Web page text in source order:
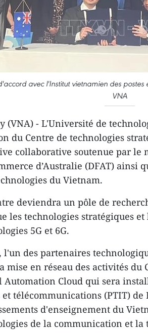
avec l'Institut vietnamien des
VNA
(VNA) - L'Université de
du Centre de technologies
collaborative soutenue par le
d’Australie (DFAT) ainsi
du Vietnam.
deviendra un pôle de
les technologies stratégiques
5G et 6G.
l'un des partenaires
mise en réseau des activités
Automation Cloud qui sera
et télécommunications (PTIT)
d'enseignement du
de la communication et